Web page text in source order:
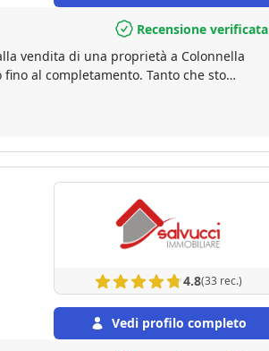
Recensione verificata
vendita di una proprietà a Colonnella
al completamento. Tanto che sto
vivamente di utilizzare il suo servizio.
4.8(33 rec.)
Vedi profilo completo